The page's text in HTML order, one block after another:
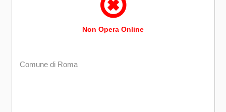
Non Opera Online
Comune di Roma